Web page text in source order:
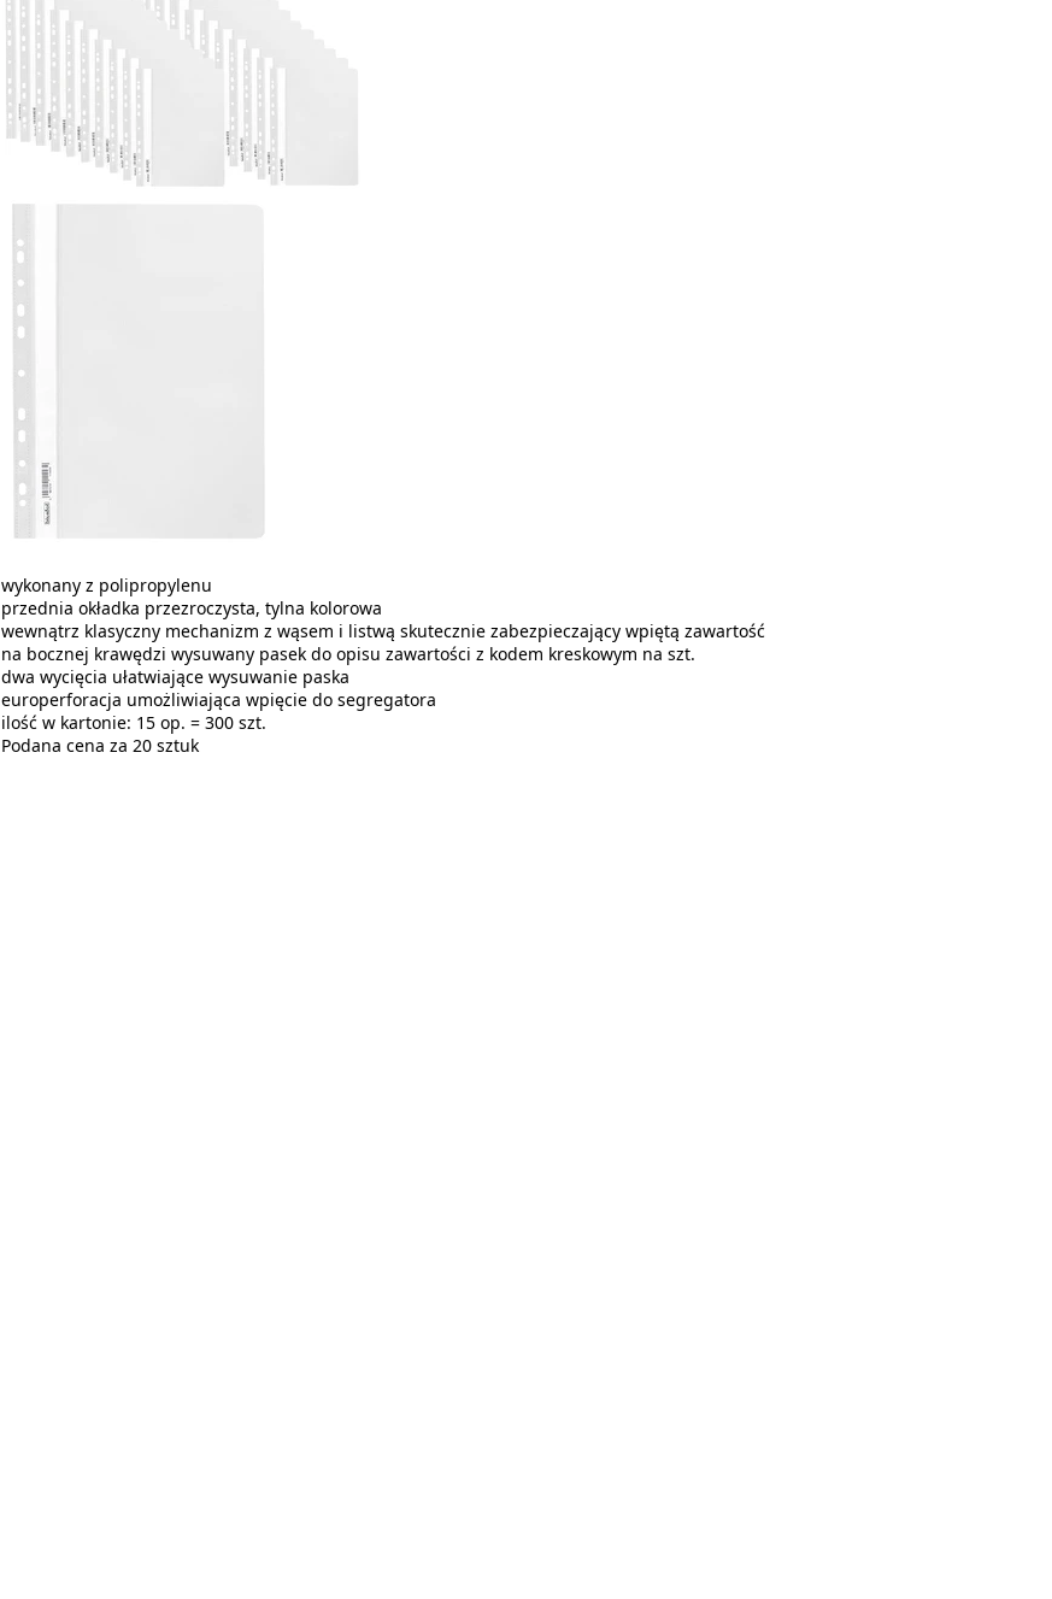
wykonany z polipropylenu
przednia okładka przezroczysta, tylna kolorowa
wewnątrz klasyczny mechanizm z wąsem i listwą skutecznie zabezpieczający wpiętą zawartość
na bocznej krawędzi wysuwany pasek do opisu zawartości z kodem kreskowym na szt.
dwa wycięcia ułatwiające wysuwanie paska
europerforacja umożliwiająca wpięcie do segregatora
ilość w kartonie: 15 op. = 300 szt.
Podana cena za 20 sztuk